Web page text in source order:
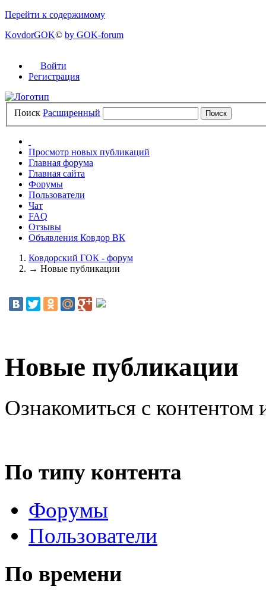
Перейти к содержимому
KovdorGOK© by GOK-forum
Войти
Регистрация
Поиск Расширенный
Просмотр новых публикаций
Главная форума
Главная сайта
Форумы
Пользователи
Чат
FAQ
Отзывы
Объявления Ковдор ВК
Ковдорский ГОК - форум
→ Новые публикации
Новые публикации
Ознакомиться с контентом
По типу контента
Форумы
Пользователи
По времени